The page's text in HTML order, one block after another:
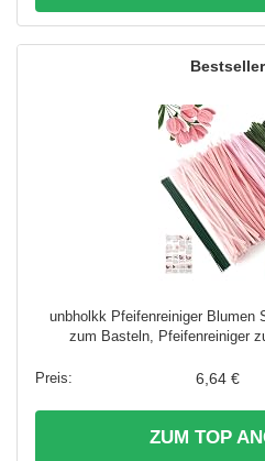
unbholkk Pfeifenreiniger Blumen
zum Basteln, Pfeifenreiniger
6,64 €
ZUM TOP